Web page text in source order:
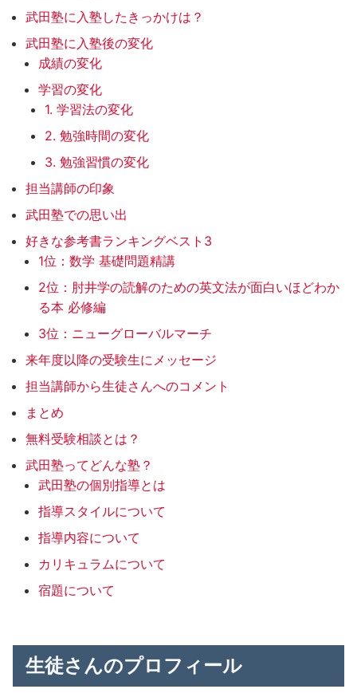
武田塾に入塾したきっかけは？
武田塾に入塾後の変化
成績の変化
学習の変化
1. 学習法の変化
2. 勉強時間の変化
3. 勉強習慣の変化
担当講師の印象
武田塾での思い出
好きな参考書ランキングベスト3
1位：数学 基礎問題精講
2位：肘井学の読解のための英文法が面白いほどわか
る本 必修編
3位：ニューグローバルマーチ
来年度以降の受験生にメッセージ
担当講師から生徒さんへのコメント
まとめ
無料受験相談とは？
武田塾ってどんな塾？
武田塾の個別指導とは
指導スタイルについて
指導内容について
カリキュラムについて
宿題について
生徒さんのプロフィール